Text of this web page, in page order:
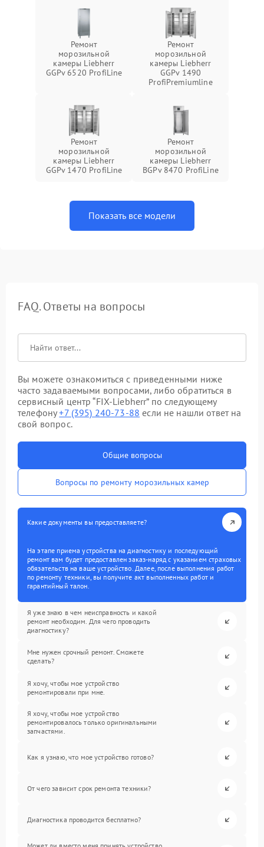
Ремонт
морозильной
камеры Liebherr
GGPv 6520 ProfiLine
Ремонт
морозильной
камеры Liebherr
GGPv 1490
ProfiPremiumline
Ремонт
морозильной
камеры Liebherr
GGPv 1470 ProfiLine
Ремонт
морозильной
камеры Liebherr
BGPv 8470 ProfiLine
Показать все модели
FAQ. Ответы на вопросы
Вы можете ознакомиться с приведенными ниже
часто задаваемыми вопросами, либо обратиться в
сервисный центр “FIX-Liebherr” по следующему
телефону+7 (395) 240-73-88 если не нашли ответ на
свой вопрос.
Общие вопросы
Вопросы по ремонту морозильных камер
Какие документы вы предоставляете?
На этапе приема устройства на диагностику и последующий
ремонт вам будет предоставлен заказ-наряд с указанием страховых
обязательств на ваше устройство. Далее, после выполнения работ
по ремонту техники, вы получите акт выполненных работ и
гарантийный талон.
Я уже знаю в чем неисправность и какой
ремонт необходим. Для чего проводить
диагностику?
Мне нужен срочный ремонт. Сможете
сделать?
Я хочу, чтобы мое устройство
ремонтировали при мне.
Я хочу, чтобы мое устройство
ремонтировалось только оригинальными
запчастями.
Как я узнаю, что мое устройство готово?
От чего зависит срок ремонта техники?
Диагностика проводится бесплатно?